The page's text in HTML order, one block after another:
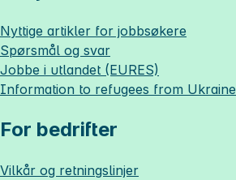
Nyttige artikler for jobbsøkere
Spørsmål og svar
Jobbe i utlandet (EURES)
Information to refugees from Ukraine
For bedrifter
Vilkår og retningslinjer